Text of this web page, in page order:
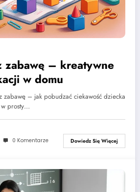
zabawę – kreatywne
w domu
zabawę – jak pobudzać ciekawość dziecka
w prosty…
0 Komentarze Dowiedz Się Więcej